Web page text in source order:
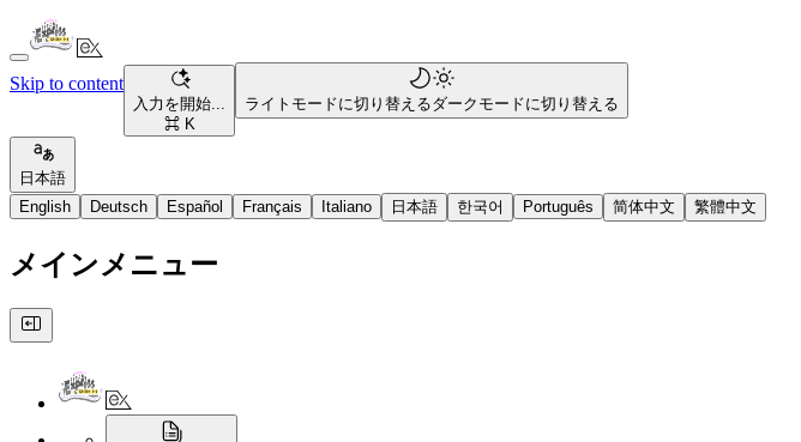
Skip to content
入力を開始...
⌘ K
ライトモードに切り替えるダークモードに切り替える
日本語
English
Deutsch Español Français Italiano 日本語 한국어 Português 简体中文 繁體中文
メインメニュー